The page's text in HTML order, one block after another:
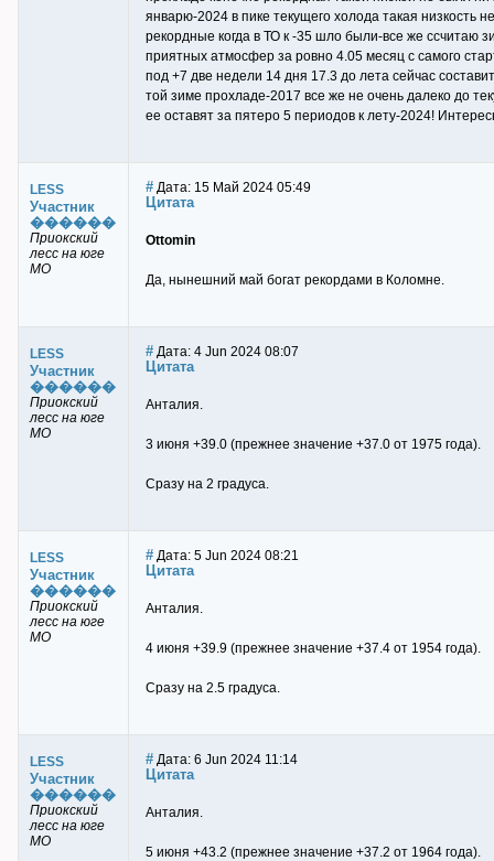
январю-2024 в пике текущего холода такая
рекордные когда в ТО к -35 шло были-все же ссчитаю
приятных атмосфер за ровно 4.05 месяц с самого
под +7 две недели 14 дня 17.3 до лета сейчас
той зиме прохладе-2017 все же не очень далеко до
ее оставят за пятеро 5 периодов к лету-2024!
LESS
Участник
������
Приокский
лесс на юге
МО
# Дата: 15 Май 2024 05:49
Цитата
Ottomin
Да, нынешний май богат рекордами в Коломне.
LESS
Участник
������
Приокский
лесс на юге
МО
# Дата: 4 Jun 2024 08:07
Цитата
Анталия.
3 июня +39.0 (прежнее значение +37.0 от 1975 года).
Сразу на 2 градуса.
LESS
Участник
������
Приокский
лесс на юге
МО
# Дата: 5 Jun 2024 08:21
Цитата
Анталия.
4 июня +39.9 (прежнее значение +37.4 от 1954 года).
Сразу на 2.5 градуса.
LESS
Участник
������
Приокский
лесс на юге
МО
# Дата: 6 Jun 2024 11:14
Цитата
Анталия.
5 июня +43.2 (прежнее значение +37.2 от 1964 года).